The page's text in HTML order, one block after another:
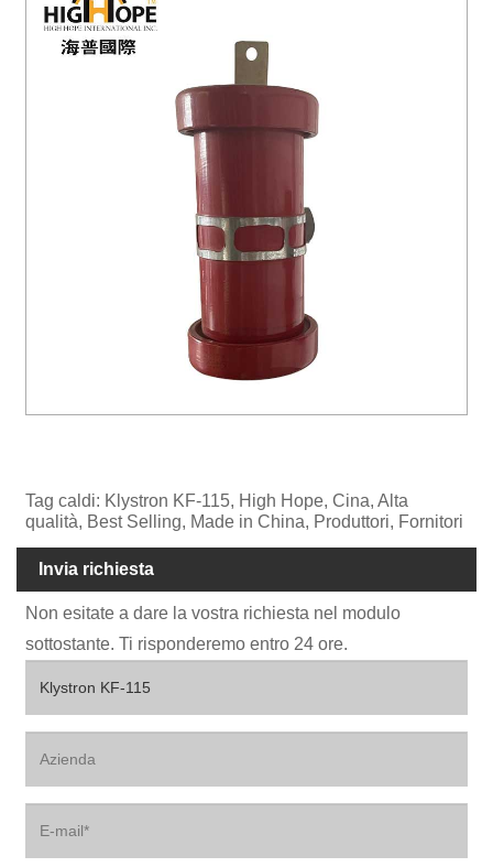
Tag caldi: Klystron KF-115, High Hope, Cina, Alta
qualità, Best Selling, Made in China, Produttori, Fornitori
Invia richiesta
Non esitate a dare la vostra richiesta nel modulo
sottostante. Ti risponderemo entro 24 ore.